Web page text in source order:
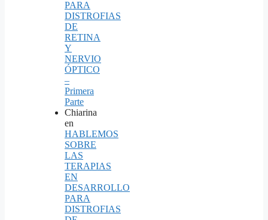
PARA
DISTROFIAS
DE
RETINA
Y
NERVIO
ÓPTICO
–
Primera
Parte
Chiarina
en
HABLEMOS
SOBRE
LAS
TERAPIAS
EN
DESARROLLO
PARA
DISTROFIAS